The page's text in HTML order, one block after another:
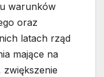
warunków
oraz
latach rząd
mające na
zwiększenie